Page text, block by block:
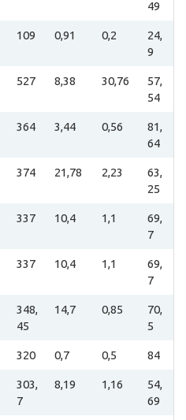
49
109 0,91 0,2
24,
9
527 8,38 30,76
57,
54
364 3,44 0,56
81,
64
374 21,78 2,23
63,
25
337 10,4 1,1
69,
7
337 10,4 1,1
69,
7
348,
45
14,7 0,85
70,
5
320 0,7 0,5 84
303,
7
8,19 1,16
54,
69